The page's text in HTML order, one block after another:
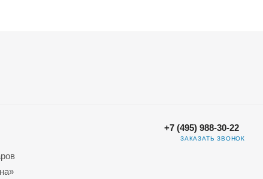
+7 (495) 988-30-22
ЗАКАЗАТЬ ЗВОНОК